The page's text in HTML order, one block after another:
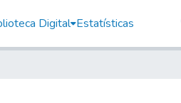
Digital Estatísticas